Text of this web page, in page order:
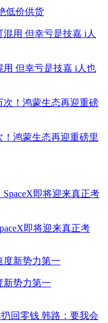
低价供货
用 但幸亏是技嘉 i人也
鸿蒙生态再迎重磅里
即将迎来真正考
新势力第一